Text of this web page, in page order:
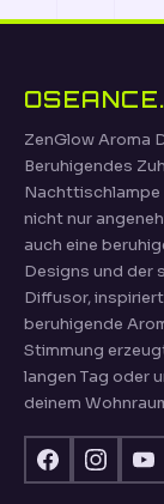
ZenGlow Aroma
Beruhigendes
nicht nur
auch eine
Designs und der
Diffusor,
beruhigende
Stimmung
langen Tag oder
deinem